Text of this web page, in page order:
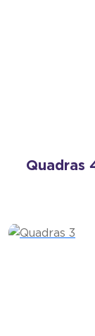
Quadras